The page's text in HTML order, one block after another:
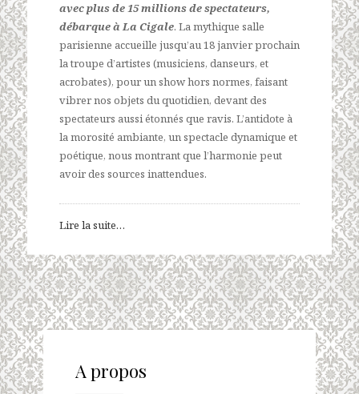
avec plus de 15 millions de spectateurs,
débarque à La Cigale. La mythique salle
parisienne accueille jusqu’au 18 janvier prochain
la troupe d’artistes (musiciens, danseurs, et
acrobates), pour un show hors normes, faisant
vibrer nos objets du quotidien, devant des
spectateurs aussi étonnés que ravis. L’antidote à
la morosité ambiante, un spectacle dynamique et
poétique, nous montrant que l’harmonie peut
avoir des sources inattendues.
Lire la suite…
A propos